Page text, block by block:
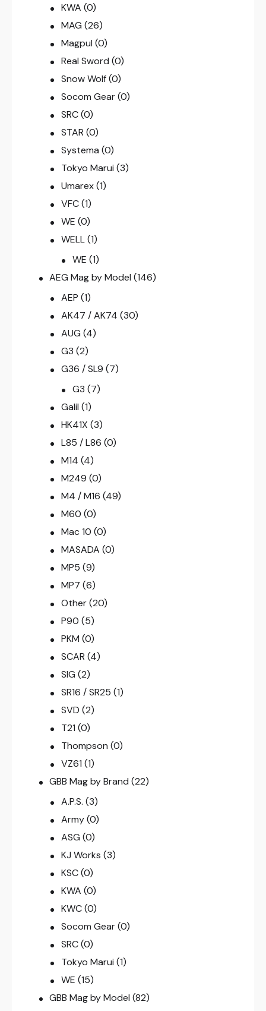
KWA (0)
MAG (26)
Magpul (0)
Real Sword (0)
Snow Wolf (0)
Socom Gear (0)
SRC (0)
STAR (0)
Systema (0)
Tokyo Marui (3)
Umarex (1)
VFC (1)
WE (0)
WELL (1)
WE (1)
AEG Mag by Model (146)
AEP (1)
AK47 / AK74 (30)
AUG (4)
G3 (2)
G36 / SL9 (7)
G3 (7)
Galil (1)
HK41X (3)
L85 / L86 (0)
M14 (4)
M249 (0)
M4 / M16 (49)
M60 (0)
Mac 10 (0)
MASADA (0)
MP5 (9)
MP7 (6)
Other (20)
P90 (5)
PKM (0)
SCAR (4)
SIG (2)
SR16 / SR25 (1)
SVD (2)
T21 (0)
Thompson (0)
VZ61 (1)
GBB Mag by Brand (22)
A.P.S. (3)
Army (0)
ASG (0)
KJ Works (3)
KSC (0)
KWA (0)
KWC (0)
Socom Gear (0)
SRC (0)
Tokyo Marui (1)
WE (15)
GBB Mag by Model (82)